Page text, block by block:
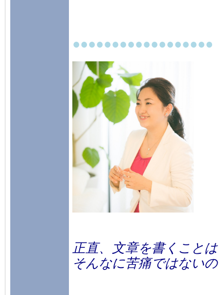
●●●●●●●●●●●●●●●●●●
正直、文章を書くことは
そんなに苦痛ではない